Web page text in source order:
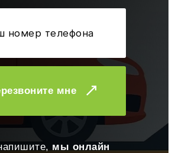
мне
мы онлайн